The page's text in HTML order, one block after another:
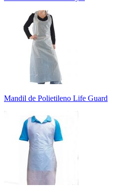
Mandil de Polietileno Life Guard